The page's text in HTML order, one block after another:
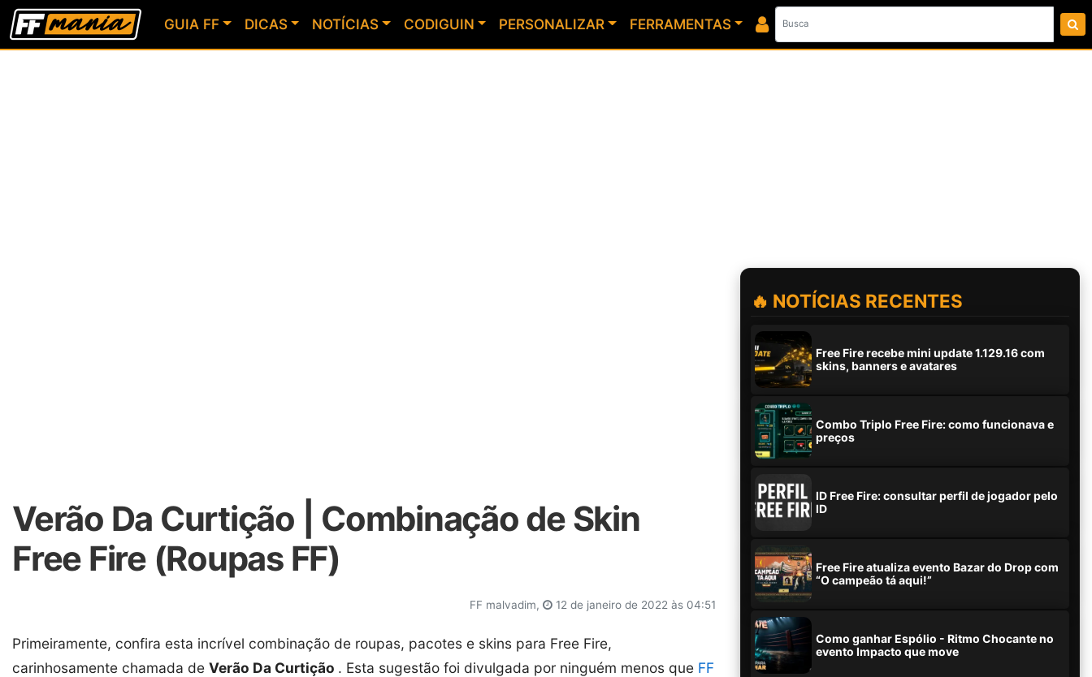
GUIA FF DICAS NOTÍCIAS CODIGUIN PERSONALIZAR FERRAMENTAS
Verão Da Curtição | Combinação de Skin
Free Fire (Roupas FF)
FF malvadim, 12 de janeiro de 2022 às 04:51
Primeiramente, confira esta incrível combinação de roupas, pacotes e skins para Free Fire,
carinhosamente chamada de Verão Da Curtição . Esta sugestão foi divulgada por ninguém menos que FF
🔥 NOTÍCIAS RECENTES
Free Fire recebe mini update 1.129.16 com
skins, banners e avatares
Combo Triplo Free Fire: como funcionava e
preços
ID Free Fire: consultar perfil de jogador pelo
ID
Free Fire atualiza evento Bazar do Drop com
“O campeão tá aqui!”
Como ganhar Espólio - Ritmo Chocante no
evento Impacto que move